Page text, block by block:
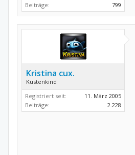
Beiträge:
799
Kristina cux.
Küstenkind
Registriert seit:
11. März 2005
Beiträge:
2.228